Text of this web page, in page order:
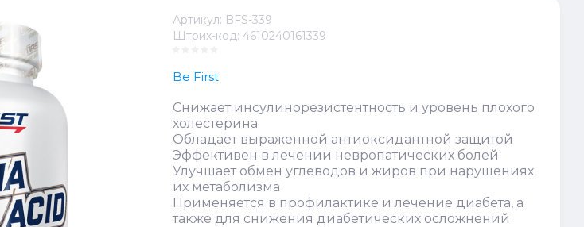
Артикул: BFS-339
Штрих-код: 4610240161339
Be First
Снижает инсулинорезистентность и уровень плохого
холестерина
Обладает выраженной антиоксидантной защитой
Эффективен в лечении невропатических болей
Улучшает обмен углеводов и жиров при нарушениях
их метаболизма
Применяется в профилактике и лечение диабета, а
также для снижения диабетических осложнений